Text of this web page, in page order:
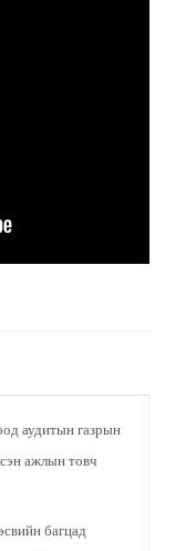
аудитын газрын
ажлын товч
багцад